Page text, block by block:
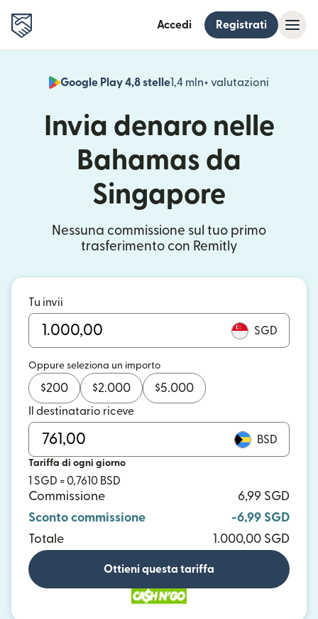
Accedi Registrati
Google Play 4,8 stelle1,4 mln+ valutazioni
Invia denaro nelle
Bahamas da
Singapore
Nessuna commissione sul tuo primo
trasferimento con Remitly
Tu invii
SGD
Oppure seleziona un importo
$200 $2.000 $5.000
Il destinatario riceve
BSD
Tariffa di ogni giorno
1 SGD = 0,7610 BSD
Commissione
6,99 SGD
Sconto commissione
-6,99 SGD
Totale
1.000,00 SGD
Ottieni questa tariffa